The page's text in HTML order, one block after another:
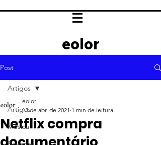
eolor
Post
Artigos
Música
Artigos
Netflix compra
eolor
13 de abr. de 2021 1 min de leitura